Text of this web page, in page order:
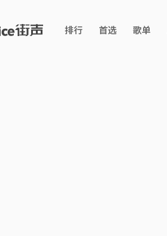
排行 首选 歌单